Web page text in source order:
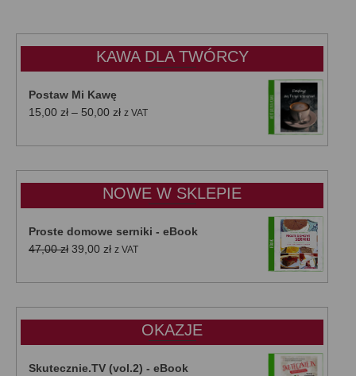
KAWA DLA TWÓRCY
Postaw Mi Kawę
15,00 zł – 50,00 złZakres
od
do
50,00 zł
z VAT
NOWE W SKLEPIE
Proste domowe serniki - eBook
47,00zł Pierwotna
wynosiła:
39,00 złAktualna
wynosi:
z VAT
OKAZJE
Skutecznie.TV (vol.2) - eBook